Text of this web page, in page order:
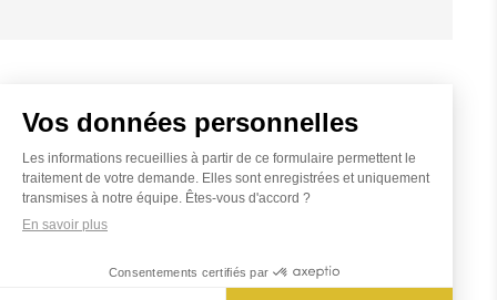
Vos données personnelles
Les informations recueillies à partir de ce formulaire permettent le
traitement de votre demande. Elles sont enregistrées et uniquement
transmises à notre équipe. Êtes-vous d'accord ?
En savoir plus
Consentements certifiés par